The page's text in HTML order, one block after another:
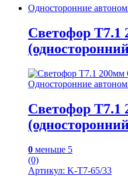
Односторонние
Светофор Т7.1
Односторонние
Светофор Т7.1
0 меньше 5
(0)
Артикул: K-T7-65/33